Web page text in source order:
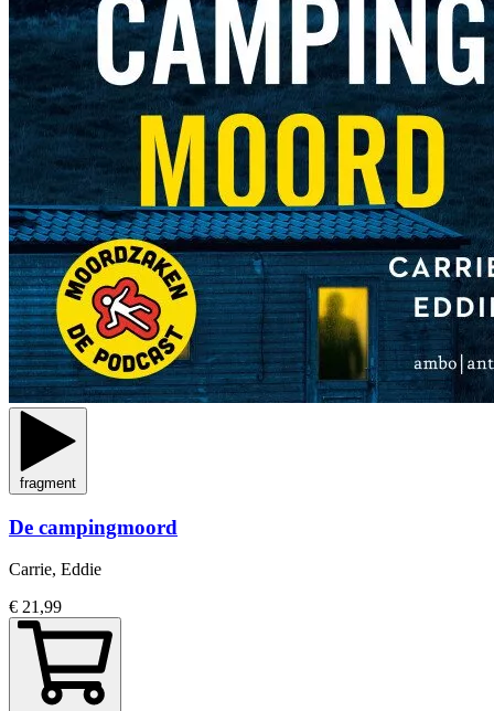
fragment
De campingmoord
Carrie, Eddie
€ 21,99